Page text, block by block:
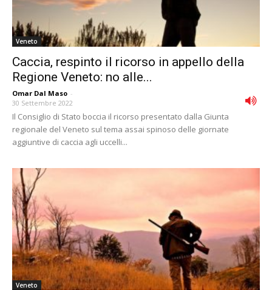
Veneto
Caccia, respinto il ricorso in appello della
Regione Veneto: no alle...
Omar Dal Maso -
30 Settembre 2022
Il Consiglio di Stato boccia il ricorso presentato dalla Giunta
regionale del Veneto sul tema assai spinoso delle giornate
aggiuntive di caccia agli uccelli...
Veneto